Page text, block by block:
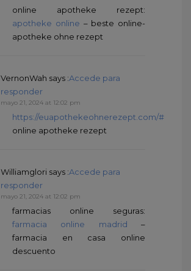
online apotheke rezept:
apotheke online – beste online-
apotheke ohne rezept
VernonWah says :Accede para
responder
mayo 21, 2024 at 12:02 pm
https://euapothekeohnerezept.com/#
online apotheke rezept
Williamglori says :Accede para
responder
mayo 21, 2024 at 12:02 pm
farmacias online seguras:
farmacia online madrid –
farmacia en casa online
descuento